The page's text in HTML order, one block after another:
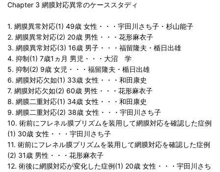
Chapter 3 網膜対応異常のケーススタディ
1. 網膜異常対応(1) 49歳 女性・・・宇田川さち子・杉山能子
2. 網膜異常対応(2) 20歳 男性・・・花形麻衣子
3. 網膜異常対応(3) 16歳 男子・・・福留隆夫・楯日出雄
4. 抑制(1) 7歳1ヵ月 男児・・・大沼 学
5. 抑制(2) 9歳 女児・・・福留隆夫・楯日出雄
6. 網膜対応欠如(1) 33歳 女性・・・和田康史
7. 網膜対応欠如(2) 60歳 男性・・・花形麻衣子
8. 網膜二重対応(1) 34歳 女性・・・和田康史
9. 網膜二重対応(2) 38歳 女性・・・宇田川さち子
10. 術前にフレネル膜プリズムを装用して網膜対応を確認した症例
(1) 30歳 女性・・・宇田川さち子
11. 術前にフレネル膜プリズムを装用して網膜対応を確認した症例
(2) 31歳 男性・・・花形麻衣子
12. 術後に網膜対応が変化した症例(1) 20歳 女性・・・宇田川さち